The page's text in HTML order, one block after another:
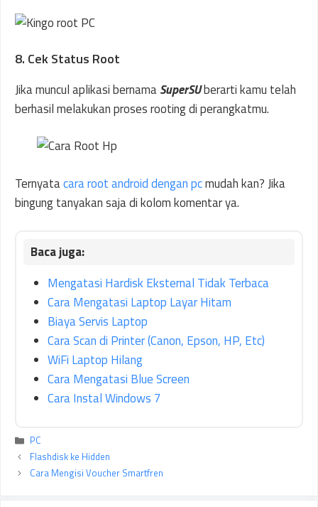
8. Cek Status Root
Jika muncul aplikasi bernamaSuperSUberarti kamu telah
berhasil melakukan proses rooting di perangkatmu.
Ternyatacara root android dengan pcmudah kan? Jika
bingung tanyakan saja di kolom komentar ya.
Mengatasi Hardisk Eksternal Tidak Terbaca
Cara Mengatasi Laptop Layar Hitam
Biaya Servis Laptop
Cara Scan di Printer (Canon, Epson, HP, Etc)
WiFi Laptop Hilang
Cara Mengatasi Blue Screen
Cara Instal Windows 7
Kategori
PC
Flashdisk ke Hidden
Cara Mengisi Voucher Smartfren